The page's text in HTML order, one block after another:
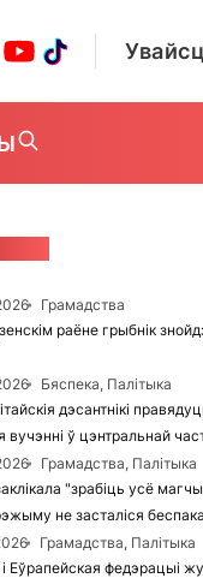
Грамадства
раёне грыбнік
Бяспека, Палітыка
дэсантнікі
вучэнні ў цэнтральнай
Грамадства, Палітыка
"зрабіць усё
не засталіся
Грамадства, Палітыка
Еўрапейская федэрацыі